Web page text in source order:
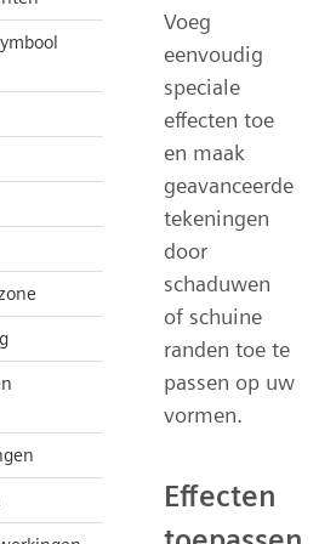
Voeg
eenvoudig
speciale
effecten toe
en maak
geavanceerde
tekeningen
door
schaduwen
of schuine
randen toe te
passen op uw
vormen.
Effecten